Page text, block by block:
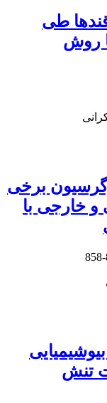
طی
روش
برخی
و خارجی با
تنش